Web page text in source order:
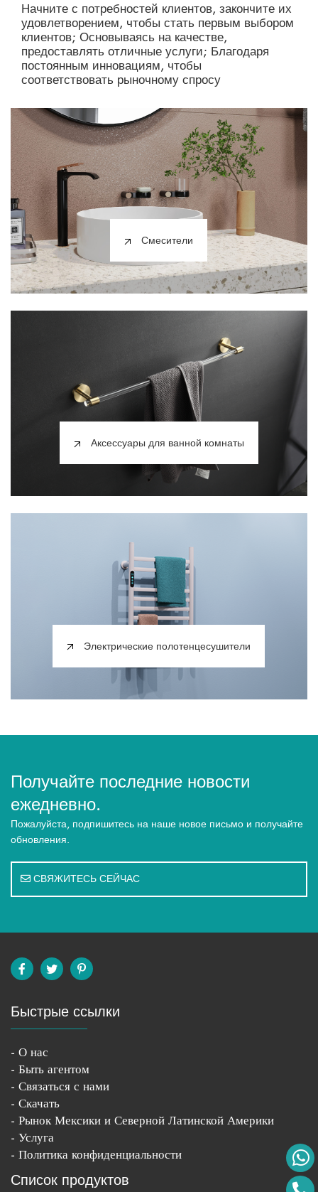
Начните с потребностей клиентов, закончите их
удовлетворением, чтобы стать первым выбором
клиентов; Основываясь на качестве,
предоставлять отличные услуги; Благодаря
постоянным инновациям, чтобы
соответствовать рыночному спросу
Смесители
Аксессуары для ванной комнаты
Электрические полотенцесушители
Получайте последние новости
ежедневно.
Пожалуйста, подпишитесь на наше новое письмо и получайте
обновления.
СВЯЖИТЕСЬ СЕЙЧАС
Быстрые ссылки
- О нас
- Быть агентом
- Связаться с нами
- Скачать
- Рынок Мексики и Северной Латинской Америки
- Услуга
- Политика конфиденциальности
Список продуктов